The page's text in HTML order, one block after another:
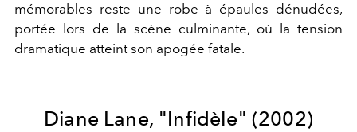
mémorables reste une robe à épaules dénudées,
portée lors de la scène culminante, où la tension
dramatique atteint son apogée fatale.
Diane Lane, "Infidèle" (2002)